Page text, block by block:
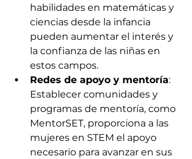
habilidades en matemáticas y
ciencias desde la infancia
pueden aumentar el interés y
la confianza de las niñas en
estos campos.​
Redes de apoyo y mentoría:
Establecer comunidades y
programas de mentoría, como
MentorSET, proporciona a las
mujeres en STEM el apoyo
necesario para avanzar en sus